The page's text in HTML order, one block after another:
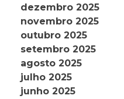
dezembro 2025
novembro 2025
outubro 2025
setembro 2025
agosto 2025
julho 2025
junho 2025